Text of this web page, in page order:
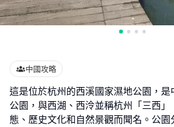
中國攻略
這是位於杭州的西溪國家濕地公園，
公園，與西湖、西泠並稱杭州「三西
態、歷史文化和自然景觀而聞名。公